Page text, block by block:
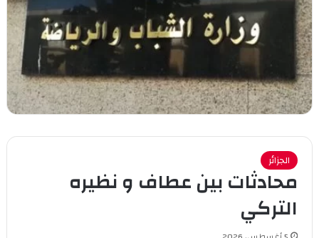
الجزائر
محادثات بين عطاف و نظيره
التركي